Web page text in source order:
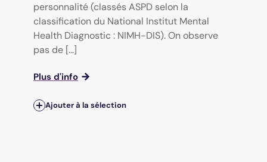
personnalité (classés ASPD selon la
classification du National Institut Mental
Health Diagnostic : NIMH-DIS). On observe
pas de [...]
Plus d'info
Ajouter à la sélection